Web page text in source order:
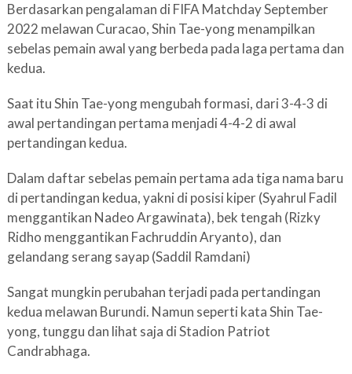
Berdasarkan pengalaman di FIFA Matchday September
2022 melawan Curacao, Shin Tae-yong menampilkan
sebelas pemain awal yang berbeda pada laga pertama dan
kedua.
Saat itu Shin Tae-yong mengubah formasi, dari 3-4-3 di
awal pertandingan pertama menjadi 4-4-2 di awal
pertandingan kedua.
Dalam daftar sebelas pemain pertama ada tiga nama baru
di pertandingan kedua, yakni di posisi kiper (Syahrul Fadil
menggantikan Nadeo Argawinata), bek tengah (Rizky
Ridho menggantikan Fachruddin Aryanto), dan
gelandang serang sayap (Saddil Ramdani)
Sangat mungkin perubahan terjadi pada pertandingan
kedua melawan Burundi. Namun seperti kata Shin Tae-
yong, tunggu dan lihat saja di Stadion Patriot
Candrabhaga.